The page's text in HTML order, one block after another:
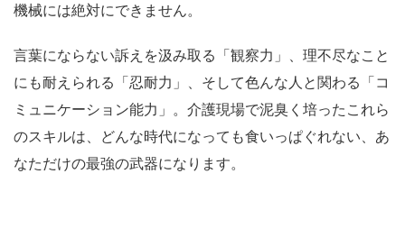
機械には絶対にできません。
言葉にならない訴えを汲み取る「観察力」、理不尽なこと
にも耐えられる「忍耐力」、そして色んな人と関わる「コ
ミュニケーション能力」。介護現場で泥臭く培ったこれら
のスキルは、どんな時代になっても食いっぱぐれない、あ
なただけの最強の武器になります。